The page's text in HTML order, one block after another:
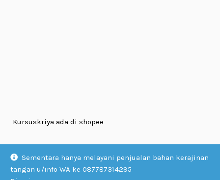
Sementara hanya melayani penjualan bahan kerajinan
tangan u/info WA ke 087787314295
Kursuskriya ada di shopee